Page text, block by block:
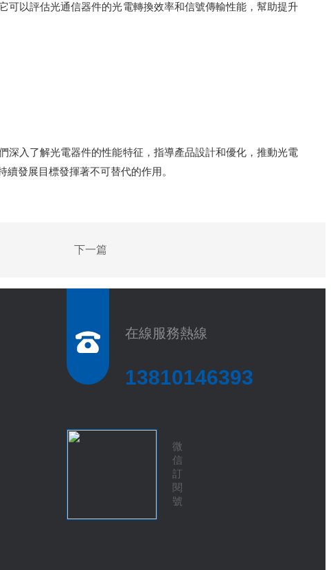
以評估光通信器件的光電轉換效率和信號傳輸性能，幫助提升
入了解光電器件的性能特征，指導產品設計和優化，推動光電
發展目標發揮著不可替代的作用。
下一篇
在線服務熱線
13810146393
微
信
訂
閱
號